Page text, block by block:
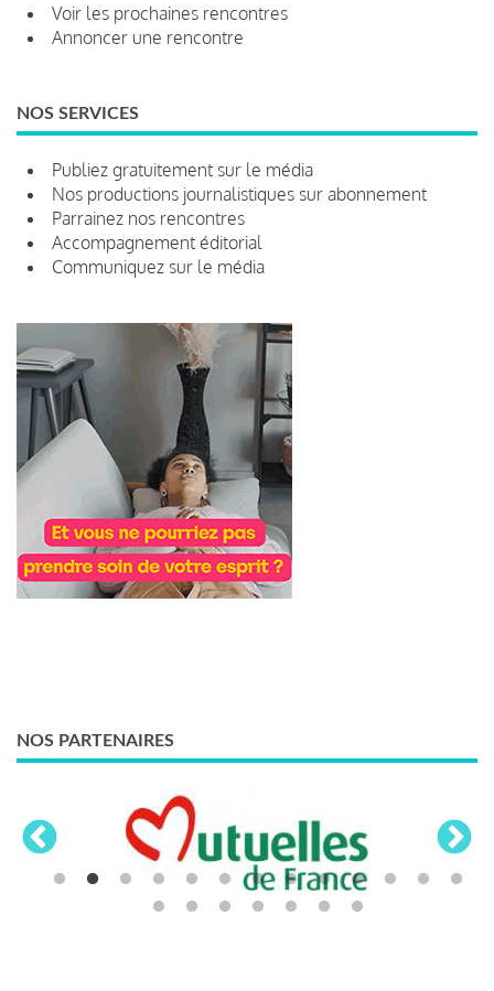
Voir les prochaines rencontres
Annoncer une rencontre
NOS SERVICES
Publiez gratuitement sur le média
Nos productions journalistiques sur abonnement
Parrainez nos rencontres
Accompagnement éditorial
Communiquez sur le média
NOS PARTENAIRES